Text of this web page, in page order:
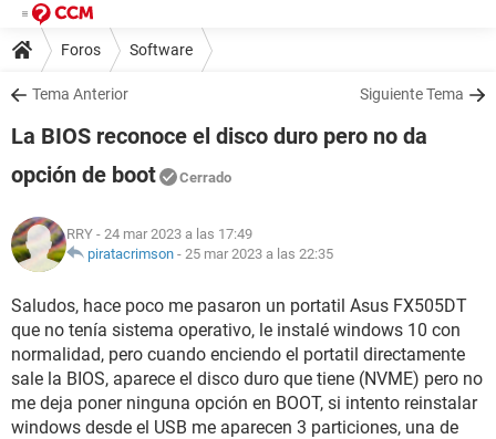
Foros Software
Tema Anterior Siguiente Tema
La BIOS reconoce el disco duro pero no da
opción de boot
Cerrado
RRY - 24 mar 2023 a las 17:49
piratacrimson - 25 mar 2023 a las 22:35
Saludos, hace poco me pasaron un portatil Asus FX505DT
que no tenía sistema operativo, le instalé windows 10 con
normalidad, pero cuando enciendo el portatil directamente
sale la BIOS, aparece el disco duro que tiene (NVME) pero no
me deja poner ninguna opción en BOOT, si intento reinstalar
windows desde el USB me aparecen 3 particiones, una de